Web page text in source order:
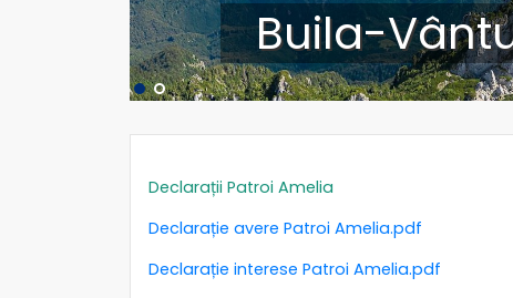
Buila-
Declarații Patroi Amelia
Declarație avere Patroi Amelia.pdf
Declarație interese Patroi Amelia.pdf